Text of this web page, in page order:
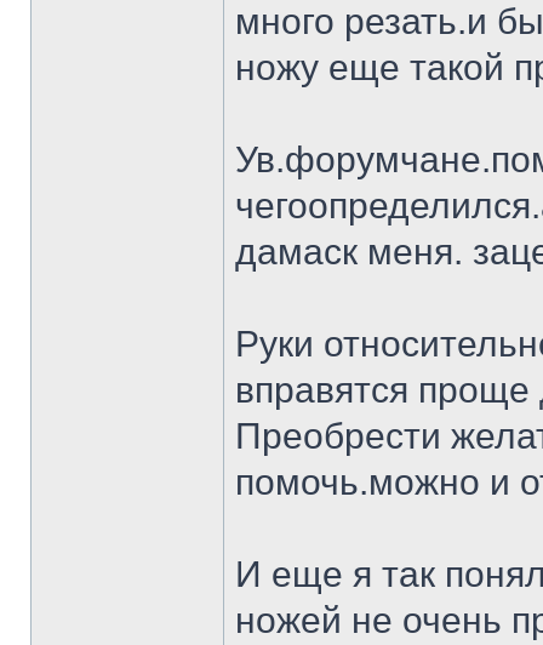
много резать.и
ножу еще такой
дамаск меня.
Руки
вправятся
Преобрести
помочь.можно и
И еще я так
ножей не очень